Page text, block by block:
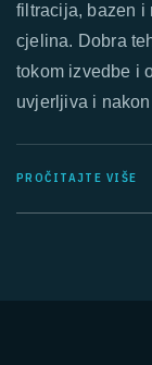
filtracija, bazen i
cjelina. Dobra
tokom izvedbe i
uvjerljiva i
PROČITAJTE VIŠE